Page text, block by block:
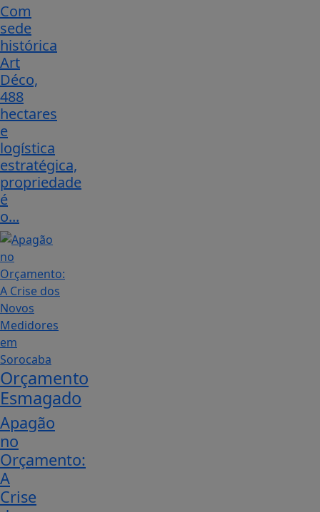
Com
sede
histórica
Art
Déco,
488
hectares
e
logística
estratégica,
propriedade
é
o...
Orçamento
Esmagado
Apagão
no
Orçamento:
A
Crise